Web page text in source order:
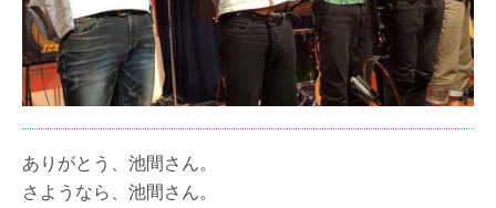
ありがとう、池間さん。
さようなら、池間さん。